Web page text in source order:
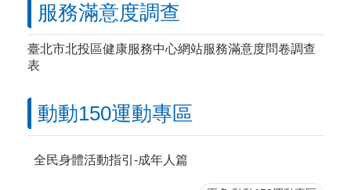
服務滿意度調查
臺北市北投區健康服務中心網站服務滿意度問卷調查
表
動動150運動專區
全民身體活動指引-成年人篇